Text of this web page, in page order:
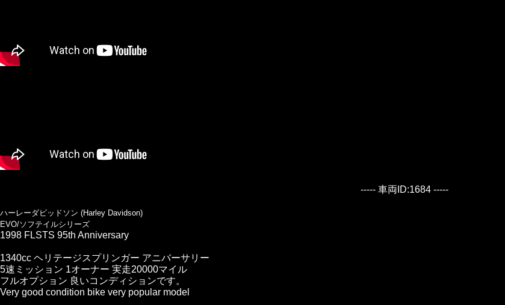
----- 車両ID:1684 -----
ハーレーダビッドソン (Harley Davidson)
EVO/ソフテイルシリーズ
1998 FLSTS 95th Anniversary
1340cc ヘリテージスプリンガー アニバーサリー
5速ミッション 1オーナー 実走20000マイル
フルオプション 良いコンディションです。
Very good condition bike very popular model